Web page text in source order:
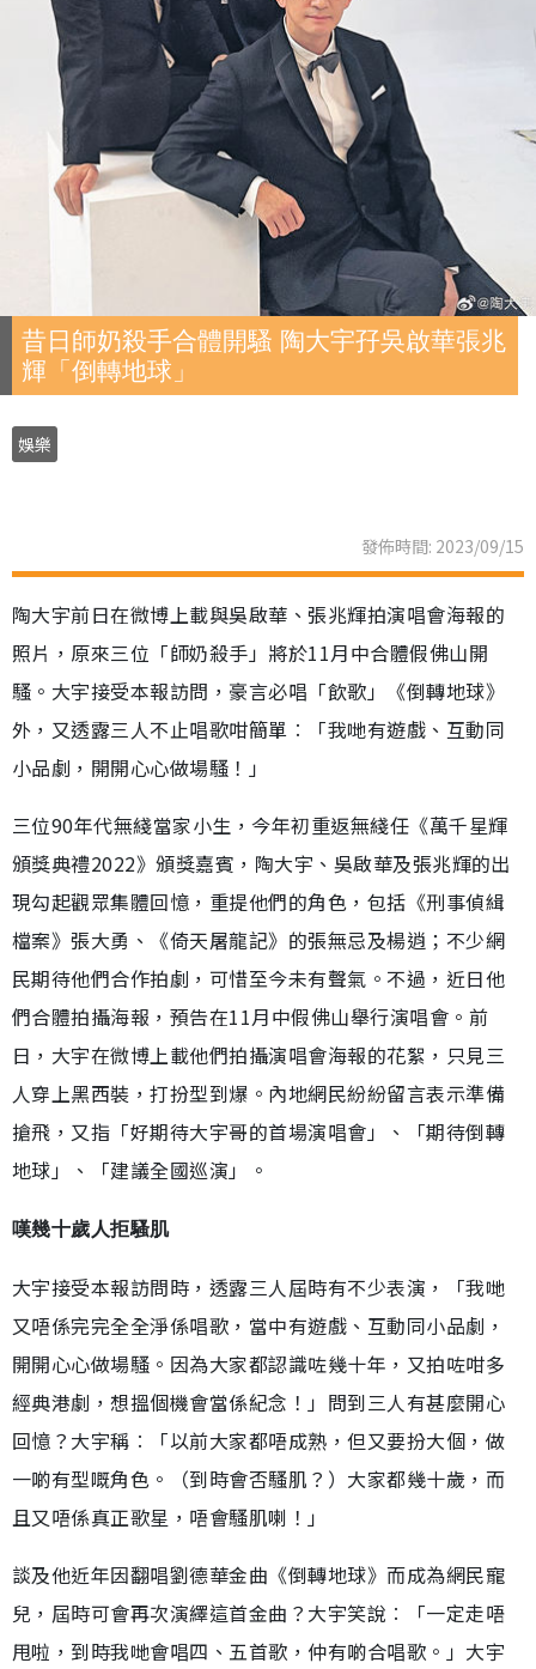
昔日師奶殺手合體開騷 陶大宇孖吳啟華張兆
輝「倒轉地球」
娛樂
發佈時間: 2023/09/15
陶大宇前日在微博上載與吳啟華、張兆輝拍演唱會海報的
照片，原來三位「師奶殺手」將於11月中合體假佛山開
騷。大宇接受本報訪問，豪言必唱「飲歌」《倒轉地球》
外，又透露三人不止唱歌咁簡單︰「我哋有遊戲、互動同
小品劇，開開心心做場騷！」
三位90年代無綫當家小生，今年初重返無綫任《萬千星輝
頒獎典禮2022》頒獎嘉賓，陶大宇、吳啟華及張兆輝的出
現勾起觀眾集體回憶，重提他們的角色，包括《刑事偵緝
檔案》張大勇、《倚天屠龍記》的張無忌及楊逍；不少網
民期待他們合作拍劇，可惜至今未有聲氣。不過，近日他
們合體拍攝海報，預告在11月中假佛山舉行演唱會。前
日，大宇在微博上載他們拍攝演唱會海報的花絮，只見三
人穿上黑西裝，打扮型到爆。內地網民紛紛留言表示準備
搶飛，又指「好期待大宇哥的首場演唱會」、「期待倒轉
地球」、「建議全國巡演」。
嘆幾十歲人拒騷肌
大宇接受本報訪問時，透露三人屆時有不少表演，「我哋
又唔係完完全全淨係唱歌，當中有遊戲、互動同小品劇，
開開心心做場騷。因為大家都認識咗幾十年，又拍咗咁多
經典港劇，想搵個機會當係紀念！」問到三人有甚麼開心
回憶？大宇稱︰「以前大家都唔成熟，但又要扮大個，做
一啲有型嘅角色。（到時會否騷肌？）大家都幾十歲，而
且又唔係真正歌星，唔會騷肌喇！」
談及他近年因翻唱劉德華金曲《倒轉地球》而成為網民寵
兒，屆時可會再次演繹這首金曲？大宇笑說︰「一定走唔
甩啦，到時我哋會唱四、五首歌，仲有啲合唱歌。」大宇